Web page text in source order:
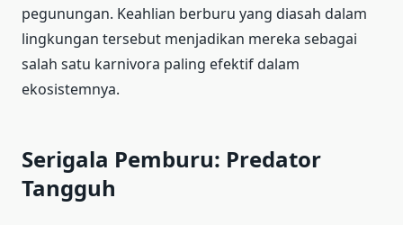
pegunungan. Keahlian berburu yang diasah dalam
lingkungan tersebut menjadikan mereka sebagai
salah satu karnivora paling efektif dalam
ekosistemnya.
Serigala Pemburu: Predator
Tangguh